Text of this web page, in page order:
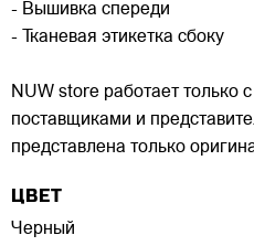
- Вышивка спереди
- Тканевая этикетка сбоку
NUW store работает только
поставщиками и
представлена только
ЦВЕТ
Черный